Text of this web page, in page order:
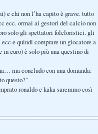
e chi non l’ha capito è grave. tutto
ecc. ormai ai gestori del calcio non
solo gli spettatori folcloristici. gli
e quindi comprare un giocatore a
euro) è solo più una questino di
ma concludo con una domanda:
questo?”
ronaldo e kaka saremmo così